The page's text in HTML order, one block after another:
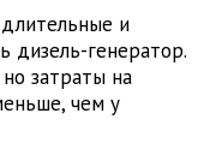
и
дизель-генератор.
затраты на
чем у